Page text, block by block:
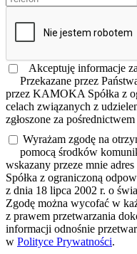
Akceptuję informacje
Przekazane przez
przez KAMOKA Spółka z
celach związanych z
zgłoszone za
Wyrażam zgodę na
pomocą środków
wskazany przeze mnie
Spółka z ograniczoną
z dnia 18 lipca 2002 r. o
Zgodę można wycofać w
z prawem przetwarzania
informacji odnośnie
w Polityce Prywatności.